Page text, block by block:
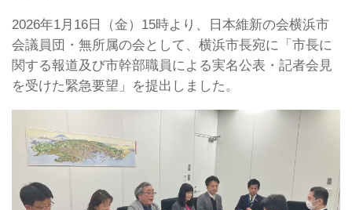
2026年1月16日（金）15時より、日本維新の会横浜市
会議員団・無所属の会として、横浜市長宛に「市長に
関する報道及び市幹部職員による実名公表・記者会見
を受けた緊急要望」を提出しました。